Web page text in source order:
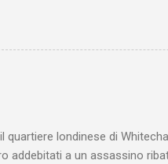
quartiere londinese di
addebitati a un assassino